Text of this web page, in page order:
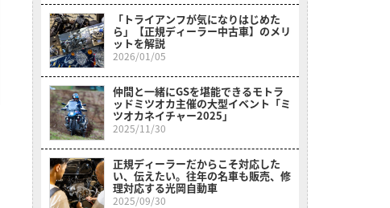
「トライアンフが気になりはじめた
ら」【正規ディーラー中古車】のメリ
ットを解説
2026/01/05
仲間と一緒にGSを堪能できるモトラ
ッドミツオカ主催の大型イベント「ミ
ツオカネイチャー2025」
2025/11/30
正規ディーラーだからこそ対応した
い、伝えたい。往年の名車も販売、修
理対応する光岡自動車
2025/09/30